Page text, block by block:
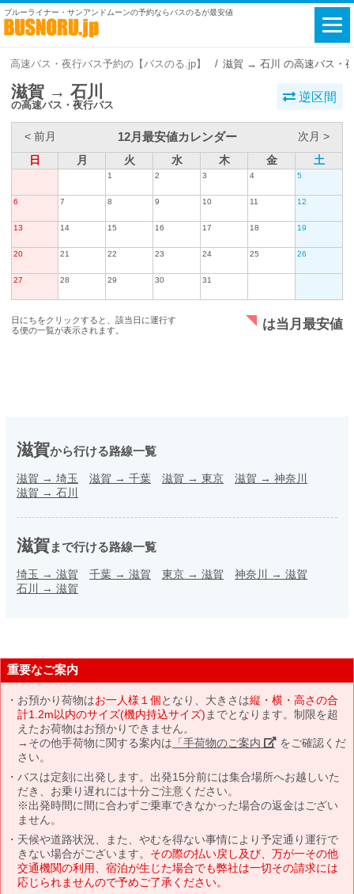
ブルーライナー・サンアンドムーンの予約ならバスのるが最安値
高速バス・夜行バス予約の【バスのる.jp】 滋賀 → 石川 の高速バス・
滋賀 → 石川
の高速バス・夜行バス
逆区間
< 前月 12月最安値カレンダー
次月 >
日
月 火 水 木 金 土
1 2 3 4 5
6 7 8 9 10 11 12
13 14 15 16 17 18 19
20 21 22 23 24 25 26
27 28 29 30 31
日にちをクリックすると、該当日に運行す
る便の一覧が表示されます。
は当月最安値
滋賀から行ける路線一覧
滋賀 → 埼玉 滋賀 → 千葉 滋賀 → 東京 滋賀 → 神奈川
滋賀 → 石川
滋賀まで行ける路線一覧
埼玉 → 滋賀 千葉 → 滋賀 東京 → 滋賀 神奈川 → 滋賀
石川 → 滋賀
重要なご案内
お預かり荷物はお一人様１個となり、大きさは縦・横・高さの合
計1.2m以内のサイズ(機内持込サイズ) までとなります。制限を超
えたお荷物はお預かりできません。
→その他手荷物に関する案内は 「手荷物のご案内」 をご確認くだ
さい。
バスは定刻に出発します。出発15分前には集合場所へお越しいた
だき、お乗り遅れには十分ご注意ください。
※出発時間に間に合わずご乗車できなかった場合の返金はござい
ません。
天候や道路状況、また、やむを得ない事情により予定通り運行で
きない場合がございます。 その際の払い戻し及び、万が一その他
交通機関の利用、宿泊が生じた場合でも弊社は一切その請求には
応じられませんので予めご了承ください。